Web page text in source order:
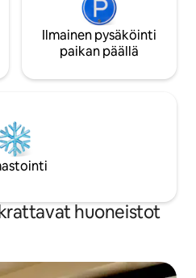
Ilmainen pysäköinti
paikan päällä
huoneistot